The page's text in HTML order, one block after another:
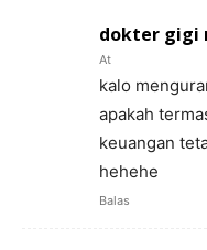
dokter gigi
At
kalo
apakah
keuangan
hehehe
Balas